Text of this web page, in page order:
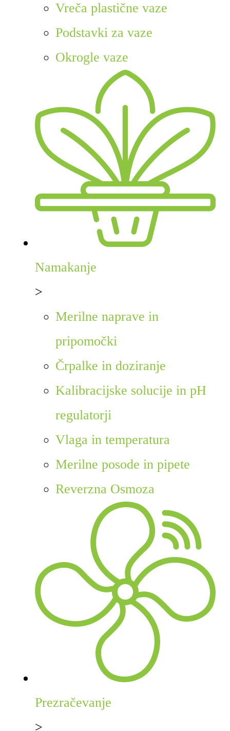
Vreča plastične vaze
Podstavki za vaze
Okrogle vaze
Namakanje
>
Merilne naprave in
pripomočki
Črpalke in doziranje
Kalibracijske solucije in pH
regulatorji
Vlaga in temperatura
Merilne posode in pipete
Reverzna Osmoza
Prezračevanje
>